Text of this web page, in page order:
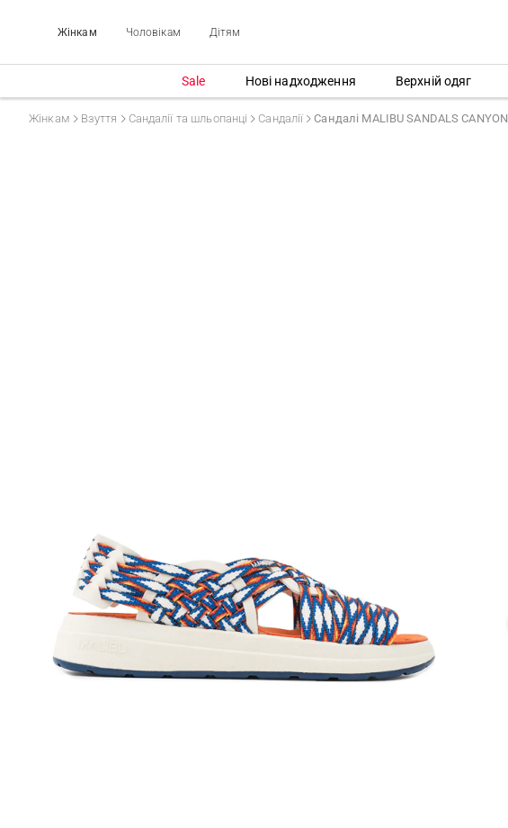
Жінкам Чоловікам Дітям
Sale Нові надходження Верхній одяг
Жінкам Взуття Сандалії та шльопанці Сандалії Сандалі MALIBU SANDALS CANYON